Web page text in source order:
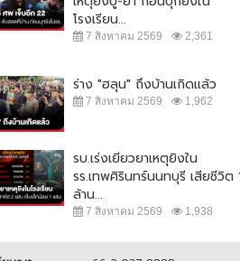
ยกยาก รักแพรรี่มากๆ มัน
เบิ้ล ปทุมราชX...
ฟาดจนร้อง
เฆี่ยนแรงจน
โรงเรียน...
7 สิงหาคม 2569 2,361
ร่าง "ฮลุน" ถึงบ้านเกิดแล้ว
7 สิงหาคม 2569 1,962
รบ.เร่งเยียวยาเหตุยิงใน
รร.เทพศิรินทร์นนทบุรี เสียชีวิต
ล้าน...
7 สิงหาคม 2569 1,938